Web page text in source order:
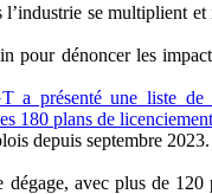
se multiplient
dénoncer les
a présenté une liste de
180 plans de licenciement
depuis septembre 2023.
avec plus de